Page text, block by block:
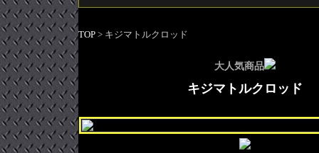
TOP> キジマトルクロッド
大人気商品
キジマトルクロッド